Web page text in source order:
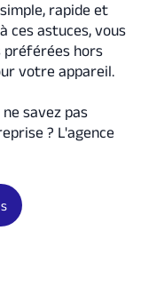
rapide et
ces astuces, vous
préférées hors
votre appareil.
savez pas
? L'agence